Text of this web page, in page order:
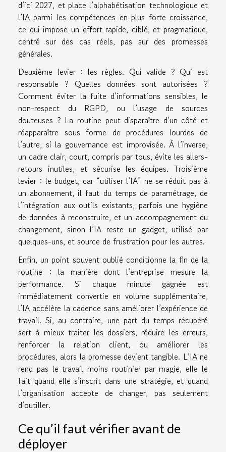
d’ici 2027, et place l’alphabétisation technologique et
l’IA parmi les compétences en plus forte croissance,
ce qui impose un effort rapide, ciblé, et pragmatique,
centré sur des cas réels, pas sur des promesses
générales.
Deuxième levier : les règles. Qui valide ? Qui est
responsable ? Quelles données sont autorisées ?
Comment éviter la fuite d’informations sensibles, le
non-respect du RGPD, ou l’usage de sources
douteuses ? La routine peut disparaître d’un côté et
réapparaître sous forme de procédures lourdes de
l’autre, si la gouvernance est improvisée. À l’inverse,
un cadre clair, court, compris par tous, évite les allers-
retours inutiles, et sécurise les équipes. Troisième
levier : le budget, car “utiliser l’IA” ne se réduit pas à
un abonnement, il faut du temps de paramétrage, de
l’intégration aux outils existants, parfois une hygiène
de données à reconstruire, et un accompagnement du
changement, sinon l’IA reste un gadget, utilisé par
quelques-uns, et source de frustration pour les autres.
Enfin, un point souvent oublié conditionne la fin de la
routine : la manière dont l’entreprise mesure la
performance. Si chaque minute gagnée est
immédiatement convertie en volume supplémentaire,
l’IA accélère la cadence sans améliorer l’expérience de
travail. Si, au contraire, une part du temps récupéré
sert à mieux traiter les dossiers, réduire les erreurs,
renforcer la relation client, ou améliorer les
procédures, alors la promesse devient tangible. L’IA ne
rend pas le travail moins routinier par magie, elle le
fait quand elle s’inscrit dans une stratégie, et quand
l’organisation accepte de changer, pas seulement
d’outiller.
Ce qu’il faut vérifier avant de
déployer